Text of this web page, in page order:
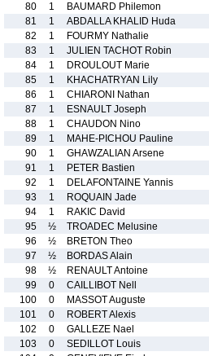
80
1 BAUMARD Philemon
81
1 ABDALLA KHALID Huda
82
1 FOURMY Nathalie
83
1 JULIEN TACHOT Robin
84
1 DROULOUT Marie
85
1 KHACHATRYAN Lily
86
1 CHIARONI Nathan
87
1 ESNAULT Joseph
88
1 CHAUDON Nino
89
1 MAHE-PICHOU Pauline
90
1 GHAWZALIAN Arsene
91
1 PETER Bastien
92
1 DELAFONTAINE Yannis
93
1 ROQUAIN Jade
94
1 RAKIC David
95
½ TROADEC Melusine
96
½ BRETON Theo
97
½ BORDAS Alain
98
½ RENAULT Antoine
99
0 CAILLIBOT Nell
100
0 MASSOT Auguste
101
0 ROBERT Alexis
102
0 GALLEZE Nael
103
0 SEDILLOT Louis